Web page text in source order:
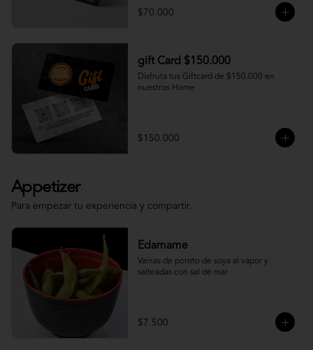
$70.000
gift Card $150.000
Disfruta tus Giftcard de $150.000 en
nuestros Home
$150.000
Appetizer
Para empezar tu experiencia y compartir.
Edamame
Vainas de poroto de soya al vapor y
salteadas con sal de mar
$7.500